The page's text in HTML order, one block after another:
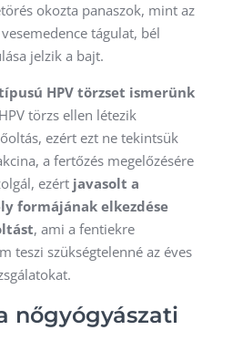
okozta panaszok, mint az
tágulat, bél
jelzik a bajt.
HPV törzset ismerünk
törzs ellen létezik
ezért ezt ne tekintsük
a fertőzés megelőzésére
ezért javasolt a
formájának elkezdése
, ami a fentiekre
teszi szükségtelenné az éves
nőgyógyászati